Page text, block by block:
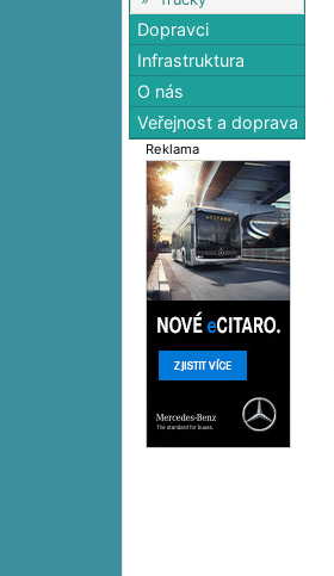
Dopravci
Infrastruktura
O nás
Veřejnost a doprava
Reklama